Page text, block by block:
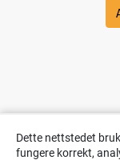
Dette nettstedet
fungere korrekt,